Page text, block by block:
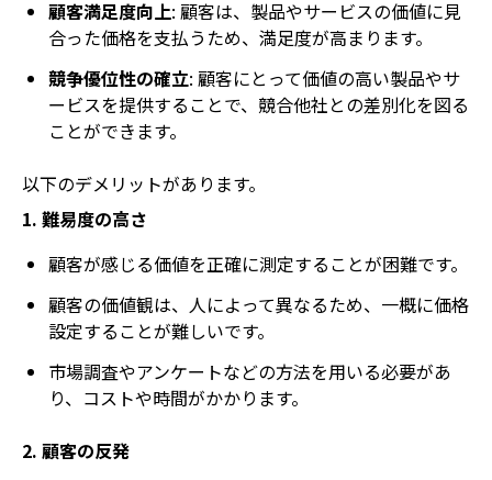
顧客満足度向上: 顧客は、製品やサービスの価値に見
合った価格を支払うため、満足度が高まります。
競争優位性の確立: 顧客にとって価値の高い製品やサ
ービスを提供することで、競合他社との差別化を図る
ことができます。
以下のデメリットがあります。
1. 難易度の高さ
顧客が感じる価値を正確に測定することが困難です。
顧客の価値観は、人によって異なるため、一概に価格
設定することが難しいです。
市場調査やアンケートなどの方法を用いる必要があ
り、コストや時間がかかります。
2. 顧客の反発